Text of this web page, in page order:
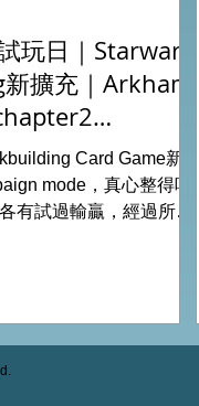
玩日｜Starwars
擴充｜Arkham
deckCard Game新擴
mode，真心整得唔
有試過輸贏，經過所有
滿結束。 #桌遊場地 All
定桌遊店Book位熱線